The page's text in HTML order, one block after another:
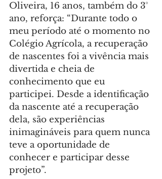
Oliveira, 16 anos, também do 3°
ano, reforça: “Durante todo o
meu período até o momento no
Colégio Agrícola, a recuperação
de nascentes foi a vivência mais
divertida e cheia de
conhecimento que eu
participei. Desde a identificação
da nascente até a recuperação
dela, são experiências
inimagináveis para quem nunca
teve a oportunidade de
conhecer e participar desse
projeto”.